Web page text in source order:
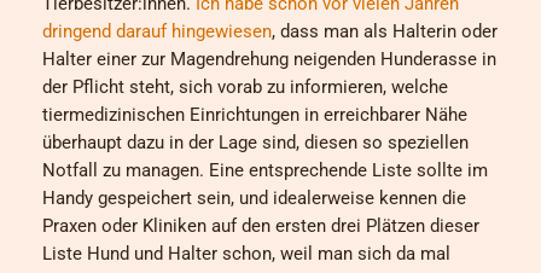
dringend darauf hingewiesen, dass man als Halterin oder
Halter einer zur Magendrehung neigenden Hunderasse in
der Pflicht steht, sich vorab zu informieren, welche
tiermedizinischen Einrichtungen in erreichbarer Nähe
überhaupt dazu in der Lage sind, diesen so speziellen
Notfall zu managen. Eine entsprechende Liste sollte im
Handy gespeichert sein, und idealerweise kennen die
Praxen oder Kliniken auf den ersten drei Plätzen dieser
Liste Hund und Halter schon, weil man sich da mal